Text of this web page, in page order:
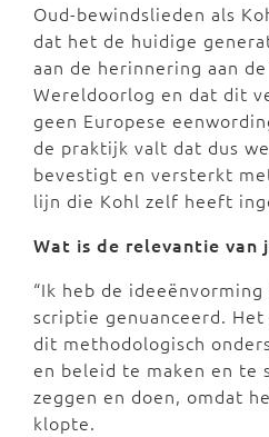
Oud-bewindslieden als
dat het de huidige
aan de herinnering aan
Wereldoorlog en dat dit
geen Europese
de praktijk valt dat dus
bevestigt en versterkt
lijn die Kohl zelf heeft
Wat is de relevantie van
“Ik heb de
scriptie genuanceerd.
dit methodologisch
en beleid te maken en te
zeggen en doen, omdat
klopte.